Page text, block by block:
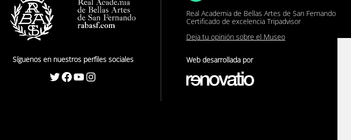
Síguenos en nuestros perfiles sociales
Twitter Facebook YouTube Instagram
Real Academia de Bellas Artes de San Fernando
Certificado de excelencia Tripadvisor
Deja tu opinión sobre el Museo
Web desarrollada por